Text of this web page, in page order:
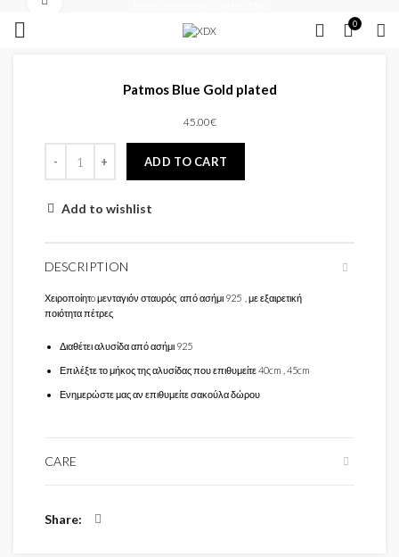
0
Patmos Blue Gold plated
45.00€
ADD TO CART
Add to wishlist
DESCRIPTION
Χειροποίητo μενταγιόν σταυρός από ασήμι 925 , με εξαιρετική
ποιότητα πέτρες
Διαθέτει αλυσίδα από ασήμι 925
Επιλέξτε το μήκος της αλυσίδας που επιθυμείτε 40cm , 45cm
Ενημερώστε μας αν επιθυμείτε σακούλα δώρου
CARE
Share